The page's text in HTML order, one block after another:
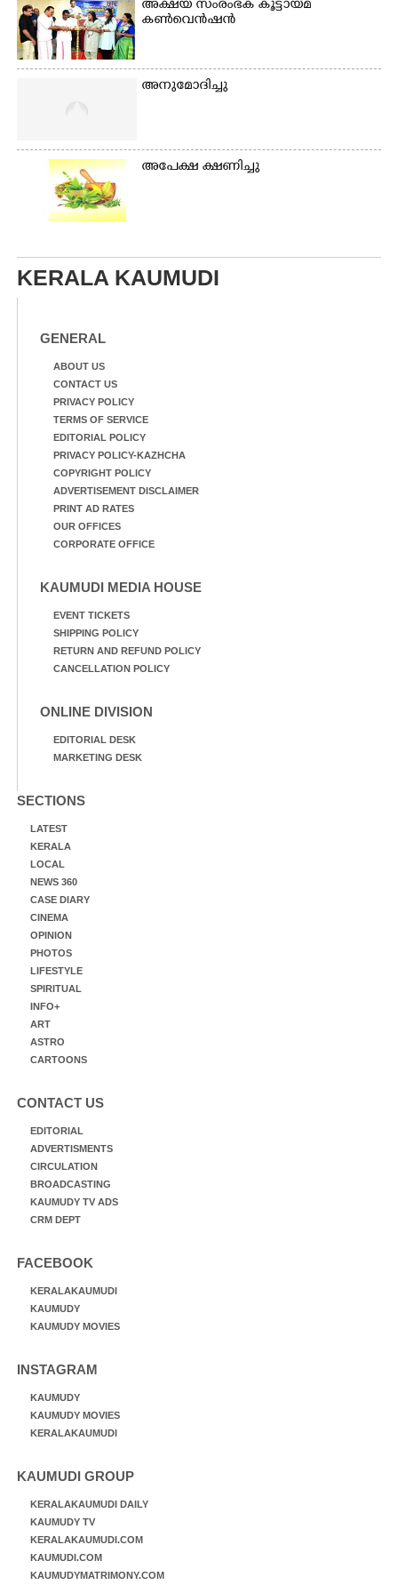
അക്ഷയ സംരംഭക കൂട്ടായ്മ
കൺവെൻഷൻ
അനുമോദിച്ചു
അപേക്ഷ ക്ഷണിച്ചു
KERALA KAUMUDI
GENERAL
ABOUT US
CONTACT US
PRIVACY POLICY
TERMS OF SERVICE
EDITORIAL POLICY
PRIVACY POLICY-KAZHCHA
COPYRIGHT POLICY
ADVERTISEMENT DISCLAIMER
PRINT AD RATES
OUR OFFICES
CORPORATE OFFICE
KAUMUDI MEDIA HOUSE
EVENT TICKETS
SHIPPING POLICY
RETURN AND REFUND POLICY
CANCELLATION POLICY
ONLINE DIVISION
EDITORIAL DESK
MARKETING DESK
SECTIONS
LATEST
KERALA
LOCAL
NEWS 360
CASE DIARY
CINEMA
OPINION
PHOTOS
LIFESTYLE
SPIRITUAL
INFO+
ART
ASTRO
CARTOONS
CONTACT US
EDITORIAL
ADVERTISMENTS
CIRCULATION
BROADCASTING
KAUMUDY TV ADS
CRM DEPT
FACEBOOK
KERALAKAUMUDI
KAUMUDY
KAUMUDY MOVIES
INSTAGRAM
KAUMUDY
KAUMUDY MOVIES
KERALAKAUMUDI
KAUMUDI GROUP
KERALAKAUMUDI DAILY
KAUMUDY TV
KERALAKAUMUDI.COM
KAUMUDI.COM
KAUMUDYMATRIMONY.COM